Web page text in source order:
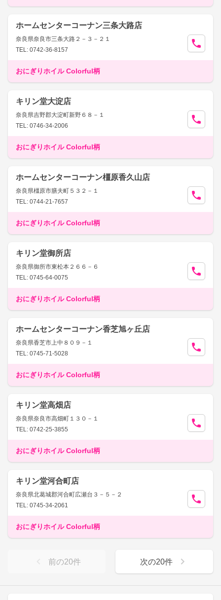
ホームセンターコーナン三条大路店
奈良県奈良市三条大路２－３－２１
TEL: 0742-36-8157
おにぎりホイル Colorful柄
キリン堂大淀店
奈良県吉野郡大淀町新野６８－１
TEL: 0746-34-2006
おにぎりホイル Colorful柄
ホームセンターコーナン橿原香久山店
奈良県橿原市膳夫町５３２－１
TEL: 0744-21-7657
おにぎりホイル Colorful柄
キリン堂御所店
奈良県御所市東松本２６６－６
TEL: 0745-64-0075
おにぎりホイル Colorful柄
ホームセンターコーナン香芝旭ヶ丘店
奈良県香芝市上中８０９－１
TEL: 0745-71-5028
おにぎりホイル Colorful柄
キリン堂高畑店
奈良県奈良市高畑町１３０－１
TEL: 0742-25-3855
おにぎりホイル Colorful柄
キリン堂河合町店
奈良県北葛城郡河合町広瀬台３－５－２
TEL: 0745-34-2061
おにぎりホイル Colorful柄
前の20件 次の20件